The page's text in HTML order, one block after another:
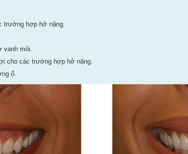
trường hợp hở nặng.
vanh môi.
cho các trường hợp hở nặng.
ổ.